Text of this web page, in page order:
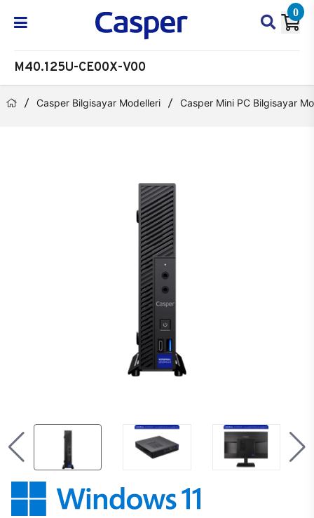
0
M40.125U-CE00X-V00
Casper Bilgisayar Modelleri Casper Mini PC Bilgisayar